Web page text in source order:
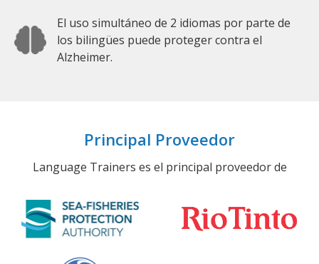
El uso simultáneo de 2 idiomas por parte de
los bilingües puede proteger contra el
Alzheimer.
Principal Proveedor
Language Trainers es el principal proveedor de